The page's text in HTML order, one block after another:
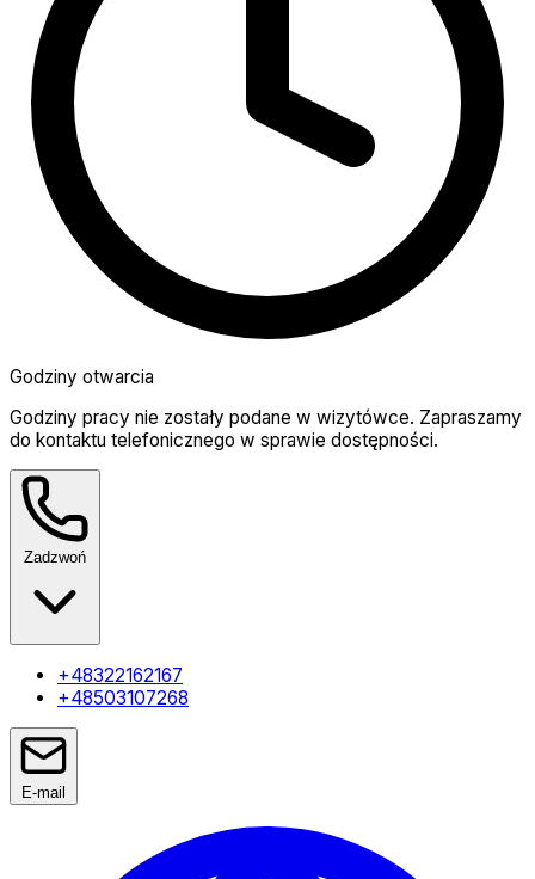
Godziny otwarcia
Godziny pracy nie zostały podane w wizytówce. Zapraszamy
do kontaktu telefonicznego w sprawie dostępności.
Zadzwoń
+48322162167
+48503107268
E-mail